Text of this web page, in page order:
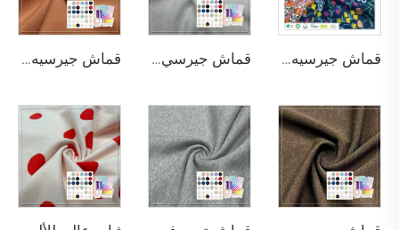
قماش جيرسيه قابل للتنفس بوزن 200 جرام في المتر المربع، يحتوي على 95% قطن عضوي و5% إلستين مطبوع بالشاشة لملابس الأطفال قماش جيرسي ناعم ومريح وخفيف وقابل للتهوية بوزن 160 جرام/متر مربع ومنه 95% بامبو و5% إلستين، مناسب لملابس داخلية للنساء قماش جيرسيه قابل للتمدد بأربع طرق وقابل للتنفس ومكون من 61% بامبو و27% قطن عضوي و12% إلستين للبنطلونات الرياضية